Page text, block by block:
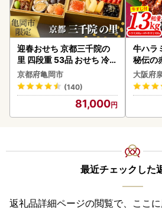
迎春おせち 京都三千院の
里 四段重 53品 おせち 冷蔵
2027 先行予約
京都府亀岡市
(140)
81,000
牛ハラ
秘伝の
焼肉
大阪府
最近チェックした
返礼品詳細ページの閲覧で、ここに